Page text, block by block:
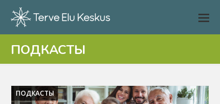
ПОДКАСТЫ
ПОДКАСТЫ